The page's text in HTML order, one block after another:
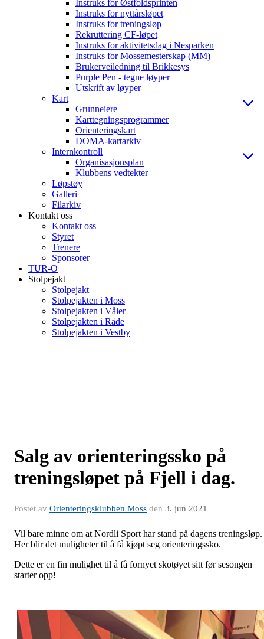
Instruks for Østfoldsprinten
Instruks for nyttårsløpet
Instruks for treningsløp
Rekruttering CF-løpet
Instruks for aktivitetsdag i Nesparken
Instruks for Mossemesterskap (MM)
Brukerveiledning til Brikkesys
Purple Pen - tegne løyper
Utskrift av løyper
Kart
Grunneiere
Karttegningsprogrammer
Orienteringskart
DOMA-kartarkiv
Internkontroll
Organisasjonsplan
Klubbens vedtekter
Løpstøy
Galleri
Filarkiv
Kontakt oss
Kontakt oss
Styret
Trenere
Sponsorer
TUR-O
Stolpejakt
Stolpejakt
Stolpejakten i Moss
Stolpejakten i Våler
Stolpejakten i Råde
Stolpejakten i Vestby
Salg av orienteringssko på
treningsløpet på Fjell i dag.
Postet av Orienteringsklubben Moss den 3. jun 2021
Vil bare minne om at Nordli Sport har stand på dagens treningsløp.
Her blir det muligheter til å få kjøpt seg orienteringssko.
Dette er en fin mulighet til å få fornyet skotøyet sitt før sesongen
starter opp!